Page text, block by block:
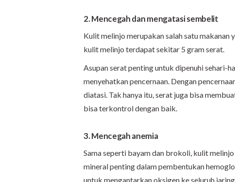
2. Mencegah dan mengatasi sembelit
Kulit melinjo merupakan salah satu makanan
kulit melinjo terdapat sekitar 5 gram serat.
Asupan serat penting untuk dipenuhi sehari-
menyehatkan pencernaan. Dengan
diatasi. Tak hanya itu, serat juga bisa
bisa terkontrol dengan baik.
3. Mencegah anemia
Sama seperti bayam dan brokoli, kulit
mineral penting dalam pembentukan
untuk mengantarkan oksigen ke seluruh